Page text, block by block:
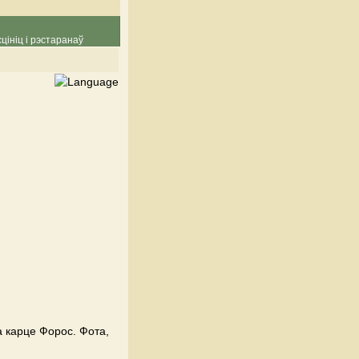
і рэстаранаў
Форос. Фота,